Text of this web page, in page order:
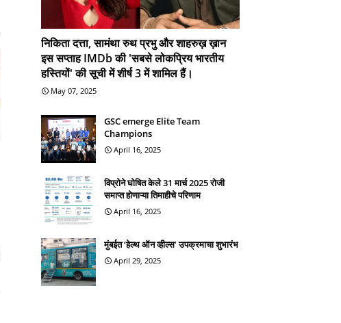
निकिता दत्ता, सामंथा रुथ प्रभु और शाहरुख़ ख़ान
इस सप्ताह IMDb की 'सबसे लोकप्रिय भारतीय
हस्तियों' की सूची में शीर्ष 3 में शामिल हैं।
May 07, 2025
GSC emerge Elite Team
Champions
April 16, 2025
विप्रोने घोषित केले 31 मार्च 2025 रोजी
समाप्त होणाऱ्या तिमाहीचे परिणाम
April 16, 2025
मुंबईत ‘हेल्थ ऑन व्हील्स’ उपक्रमाचा शुभारंभ
April 29, 2025